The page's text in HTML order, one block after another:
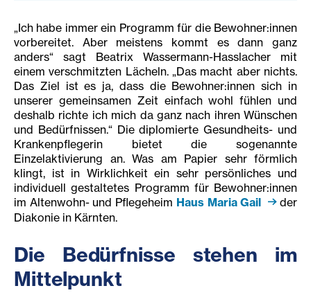
„Ich habe immer ein Programm für die Bewohner:innen
vorbereitet. Aber meistens kommt es dann ganz
anders“ sagt Beatrix Wassermann-Hasslacher mit
einem verschmitzten Lächeln. „Das macht aber nichts.
Das Ziel ist es ja, dass die Bewohner:innen sich in
unserer gemeinsamen Zeit einfach wohl fühlen und
deshalb richte ich mich da ganz nach ihren Wünschen
und Bedürfnissen.“ Die diplomierte Gesundheits- und
Krankenpflegerin bietet die sogenannte
Einzelaktivierung an. Was am Papier sehr förmlich
klingt, ist in Wirklichkeit ein sehr persönliches und
individuell gestaltetes Programm für Bewohner:innen
im Altenwohn- und Pflegeheim Haus Maria Gail
der
Diakonie in Kärnten.
Die Bedürfnisse stehen im
Mittelpunkt